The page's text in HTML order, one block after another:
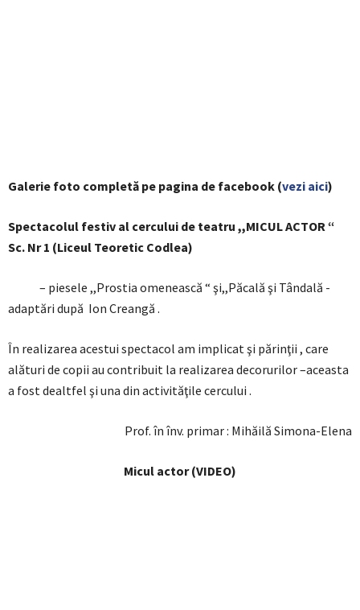
Galerie foto completă pe pagina de facebook (vezi aici)
Spectacolul festiv al cercului de teatru ,,MICUL ACTOR “
Sc. Nr 1 (Liceul Teoretic Codlea)
– piesele ,,Prostia omenească “ şi,,Păcală şi Tândală -
adaptări după Ion Creangă .
În realizarea acestui spectacol am implicat şi părinţii , care
alături de copii au contribuit la realizarea decorurilor –aceasta
a fost dealtfel şi una din activităţile cercului .
Prof. în înv. primar : Mihăilă Simona-Elena
Micul actor (VIDEO)